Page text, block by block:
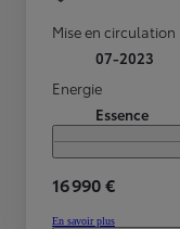
Mise en circulation
07-2023
Energie
Essence
16 990 €
En savoir plus